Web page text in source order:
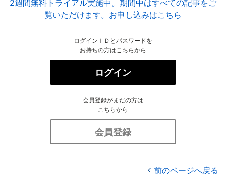
2週間無料トライアル実施中。期間中はすべての記事をご
覧いただけます。お申し込みはこちら
ログインＩＤとパスワードを
お持ちの方はこちらから
ログイン
会員登録がまだの方は
こちらから
会員登録
前のページへ戻る